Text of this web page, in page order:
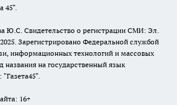
45".
Ю.С. Свидетельство о регистрации СМИ: Эл.
Зарегистрировано Федеральной службой
информационных технологий и массовых
на государственный язык
16+